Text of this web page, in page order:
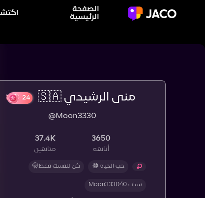
الصفحة
الرئيسية
منى الرشيدي 🇸🇦
@Moon3330
3650
أتابعه
37.4K
متابعين
حب الحياه 😂 كن لنفسك فقط🤫
سناب Moon333040